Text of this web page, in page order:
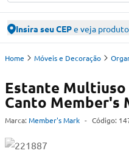
Insira seu CEPe veja
Home Móveis e Decoração
Estante
Canto Member's
Marca: Member's Mark - Código: